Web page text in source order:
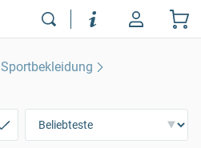
Sportbekleidung